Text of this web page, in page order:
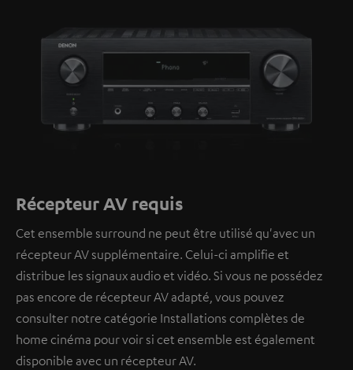
Récepteur AV requis
Cet ensemble surround ne peut être utilisé qu'avec un
récepteur AV supplémentaire. Celui-ci amplifie et
distribue les signaux audio et vidéo. Si vous ne possédez
pas encore de récepteur AV adapté, vous pouvez
consulter notre catégorie Installations complètes de
home cinéma pour voir si cet ensemble est également
disponible avec un récepteur AV.